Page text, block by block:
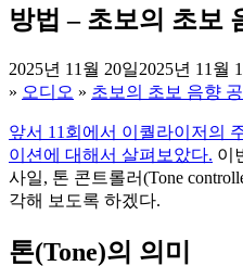
방법 – 초보의 초보
2025년 11월 20일2025년 11월
» 오디오 » 초보의 초보 음향
앞서 11회에서 이퀄라이저의
이션에 대해서 살펴보았다. 이
사일, 톤 콘트롤러(Tone
각해 보도록 하겠다.
톤(Tone)의 의미